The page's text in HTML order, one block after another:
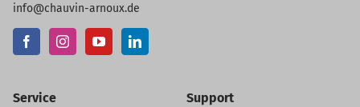
info@chauvin-arnoux.de
Service Support